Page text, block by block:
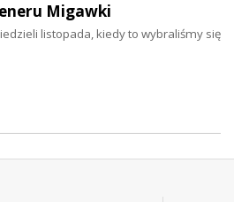
Migawki
listopada, kiedy to wybraliśmy się